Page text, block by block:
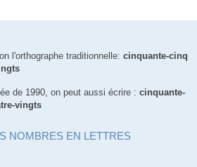
l'orthographe traditionnelle:cinquante-cinq
de 1990, on peut aussi écrire :cinquante-
vingts
NOMBRES EN LETTRES